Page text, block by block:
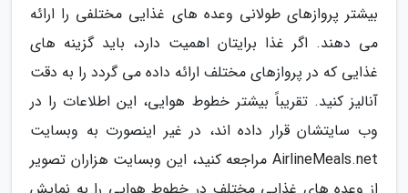
بیشتر پروازهای طولانی وعده های غذایی مختلفی را ارائه
می دهند. اگر غذا برایتان اهمیت دارد، باید گزینه های
غذایی که در پروازهای مختلف ارائه داده می گردد را به دقت
آنالیز کنید. تقریباً بیشتر خطوط هوایی، این اطلاعات را در
وب سایتشان قرار داده اند، در غیر اینصورت به وبسایت
AirlineMeals.net مراجعه کنید، این وبسایت هزاران تصویر